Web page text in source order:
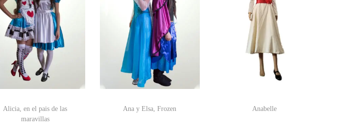
Alicia, en el pais de las
maravillas
Ana y Elsa, Frozen Anabelle